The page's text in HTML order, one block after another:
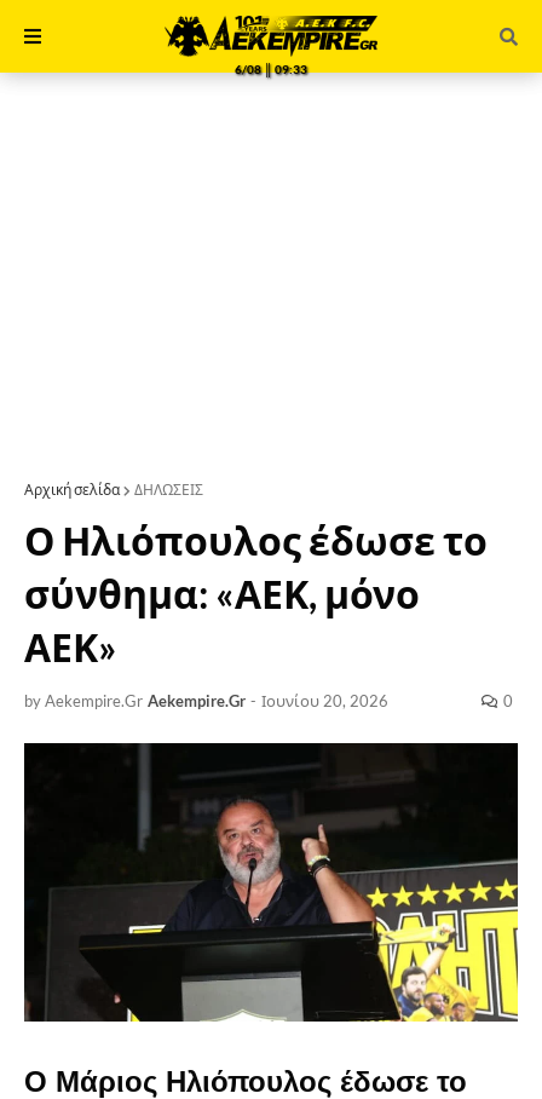
6/08 ║ 09:33
Αρχική σελίδα ΔΗΛΩΣΕΙΣ
Ο Ηλιόπουλος έδωσε το
σύνθημα: «ΑΕΚ, μόνο
ΑΕΚ»
by Aekempire.Gr Aekempire.Gr - Ιουνίου 20, 2026 0
Ο Μάριος Ηλιόπουλος έδωσε το